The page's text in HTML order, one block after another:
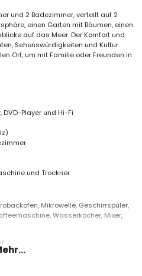
und 2 Badezimmer, verteilt auf 2
einen Garten mit Bäumen, einen
auf das Meer. Der Komfort und
Sehenswürdigkeiten und Kultur
Ort, um mit Familie oder Freunden in
Player und Hi-Fi
und Trockner
Mikrowelle, Geschirrspüler,
Wasserkocher, Mixer,